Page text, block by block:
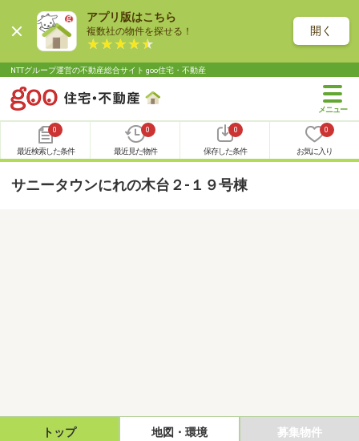
アプリ版はこちら
複数社の物件を探せる！ 開く
NTTグループ運営の不動産総合サイト goo住宅・不動産
0
最近検索した条件
0
最近見た物件
0
保存した条件
0
お気に入り
サニータウンにれの木台２-１９号棟
トップ 地図・環境 募集物件